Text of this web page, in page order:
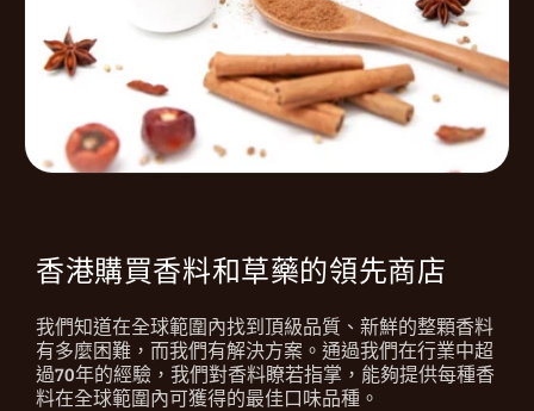
香港購買香料和草藥的領先商店
我們知道在全球範圍內找到頂級品質、新鮮的整顆香料
有多麼困難，而我們有解決方案。通過我們在行業中超
過70年的經驗，我們對香料瞭若指掌，能夠提供每種香
料在全球範圍內可獲得的最佳口味品種。